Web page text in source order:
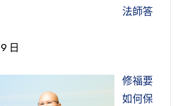
法師答
日
修福要
如何保